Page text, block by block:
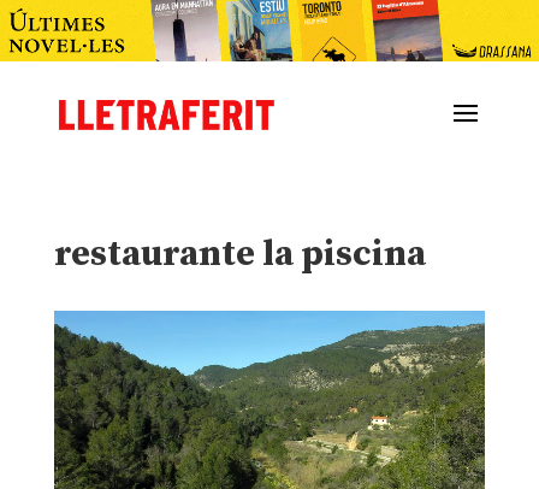
restaurante la piscina